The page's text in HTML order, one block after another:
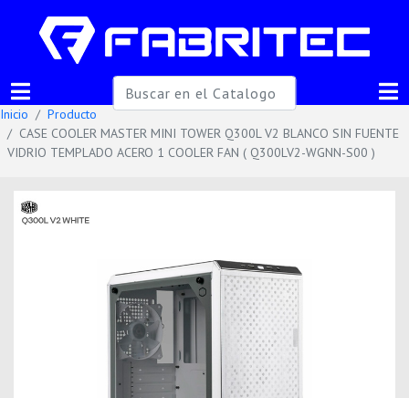
Inicio
Producto
CASE COOLER MASTER MINI TOWER Q300L V2 BLANCO SIN FUENTE
VIDRIO TEMPLADO ACERO 1 COOLER FAN ( Q300LV2-WGNN-S00 )